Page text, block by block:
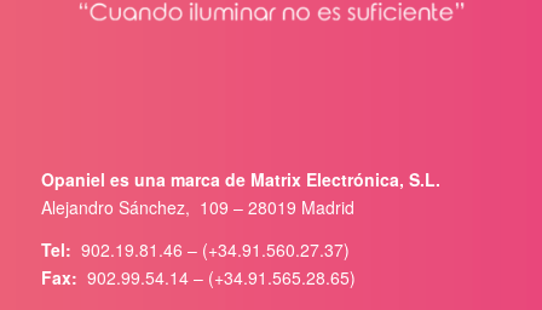
Opaniel es una marca de Matrix Electrónica, S.L.
Alejandro Sánchez, 109 – 28019 Madrid
Tel: 902.19.81.46 – (+34.91.560.27.37)
Fax: 902.99.54.14 – (+34.91.565.28.65)